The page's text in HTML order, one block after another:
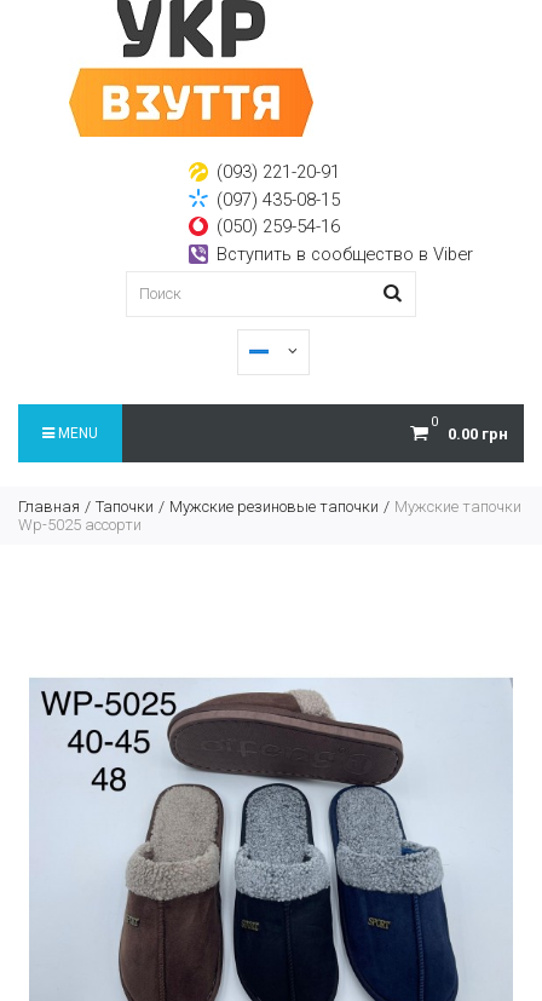
(093) 221-20-91
(097) 435-08-15
(050) 259-54-16
Вступить в сообщество в Viber
0
0.00 грн
MENU
Главная Тапочки Мужские резиновые тапочки
Мужские тапочки
Wp-5025 ассорти